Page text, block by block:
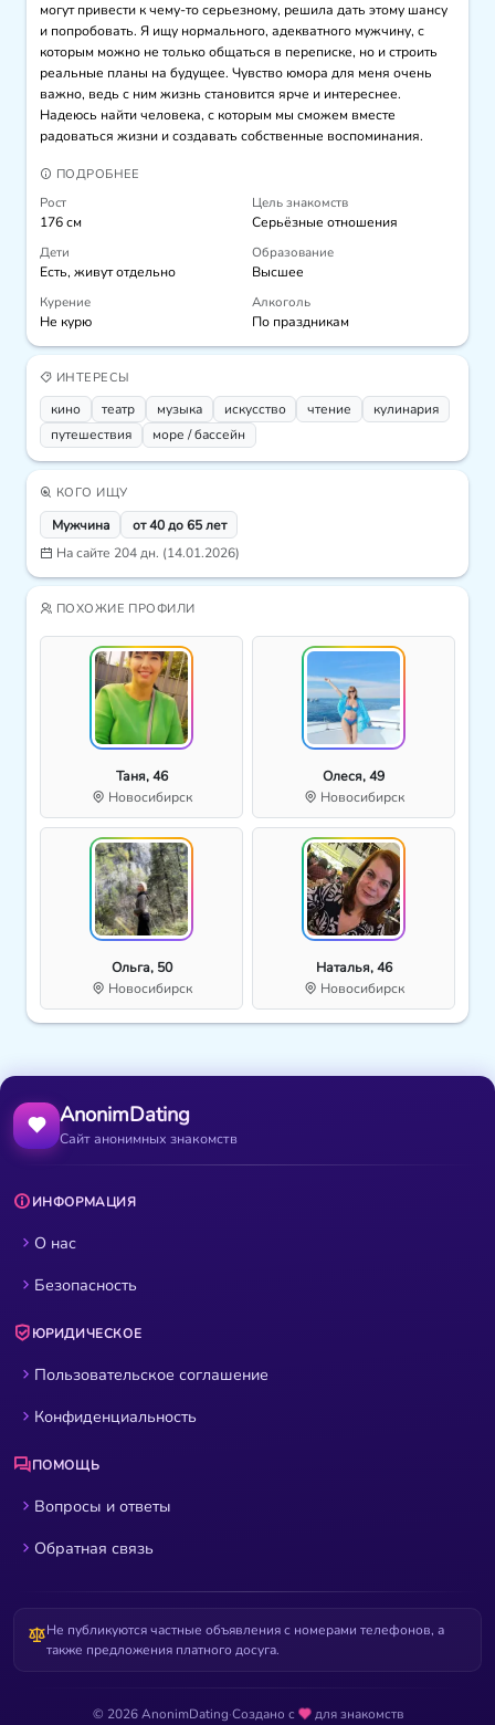
могут привести к чему-то серьезному, решила дать этому шансу
и попробовать. Я ищу нормального, адекватного мужчину, с
которым можно не только общаться в переписке, но и строить
реальные планы на будущее. Чувство юмора для меня очень
важно, ведь с ним жизнь становится ярче и интереснее.
Надеюсь найти человека, с которым мы сможем вместе
радоваться жизни и создавать собственные воспоминания.
ПОДРОБНЕЕ
Рост
176 см
Цель знакомств
Серьёзные отношения
Дети
Есть, живут отдельно
Образование
Высшее
Курение
Не курю
Алкоголь
По праздникам
ИНТЕРЕСЫ
кино театр музыка искусcтво чтение
кулинария
путешествия
море / бассейн
КОГО ИЩУ
Мужчина
от 40 до 65 лет
На сайте 204 дн. (14.01.2026)
ПОХОЖИЕ ПРОФИЛИ
Таня, 46
Новосибирск
Олеся, 49
Новосибирск
Ольга, 50
Новосибирск
Наталья, 46
Новосибирск
AnonimDating
Сайт анонимных знакомств
ИНФОРМАЦИЯ
О нас
Безопасность
ЮРИДИЧЕСКОЕ
Пользовательское соглашение
Конфиденциальность
ПОМОЩЬ
Вопросы и ответы
Обратная связь
Не публикуются частные объявления с номерами телефонов, а
также предложения платного досуга.
© 2026 AnonimDating·Создано с для знакомств